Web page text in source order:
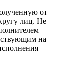
от
лиц. Не
на